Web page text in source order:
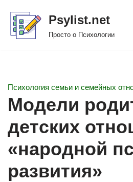
Перейти
Psylist.net
Просто о Психологии
Психология семьи и семейных
Модели
детских
«народной
развития»